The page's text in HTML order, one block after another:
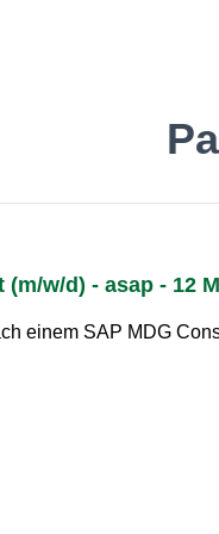
Finde
(m/w/d) - asap - 12
einemSAP MDG